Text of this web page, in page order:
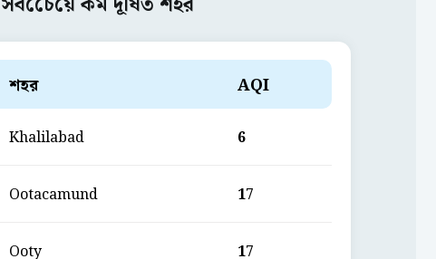
শহর AQI
Khalilabad 6
Ootacamund 17
Ooty 17